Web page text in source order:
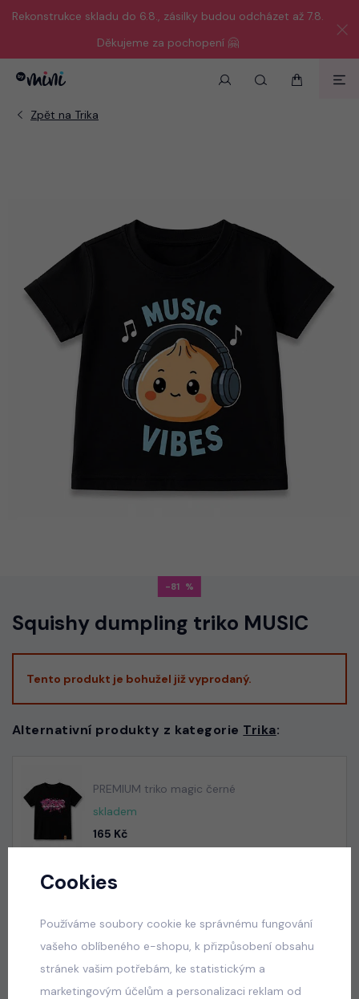
Rekonstrukce skladu do 6.8., zásilky budou odcházet až 7.8.
Děkujeme za pochopení 🤗
-81
Squishy dumpling triko MUSIC
Tento produkt je bohužel již vyprodaný.
Alternativní produkty z kategorie Trika:
PREMIUM triko magic černé
skladem
165 Kč
Cookies
Používáme soubory cookie ke správnému fungování
vašeho oblíbeného e-shopu, k přizpůsobení obsahu
stránek vašim potřebám, ke statistickým a
marketingovým účelům a personalizaci reklam od